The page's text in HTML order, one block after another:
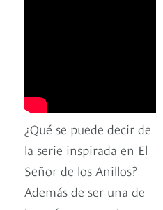
¿Qué se puede decir de
la serie inspirada en El
Señor de los Anillos?
Además de ser una de